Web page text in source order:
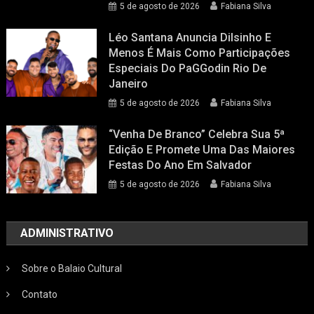
5 de agosto de 2026 Fabiana Silva
Léo Santana Anuncia Dilsinho E
Menos É Mais Como Participações
Especiais Do PaGGodin Rio De
Janeiro
5 de agosto de 2026 Fabiana Silva
“Venha De Branco” Celebra Sua 5ª
Edição E Promete Uma Das Maiores
Festas Do Ano Em Salvador
5 de agosto de 2026 Fabiana Silva
ADMINISTRATIVO
Sobre o Balaio Cultural
Contato